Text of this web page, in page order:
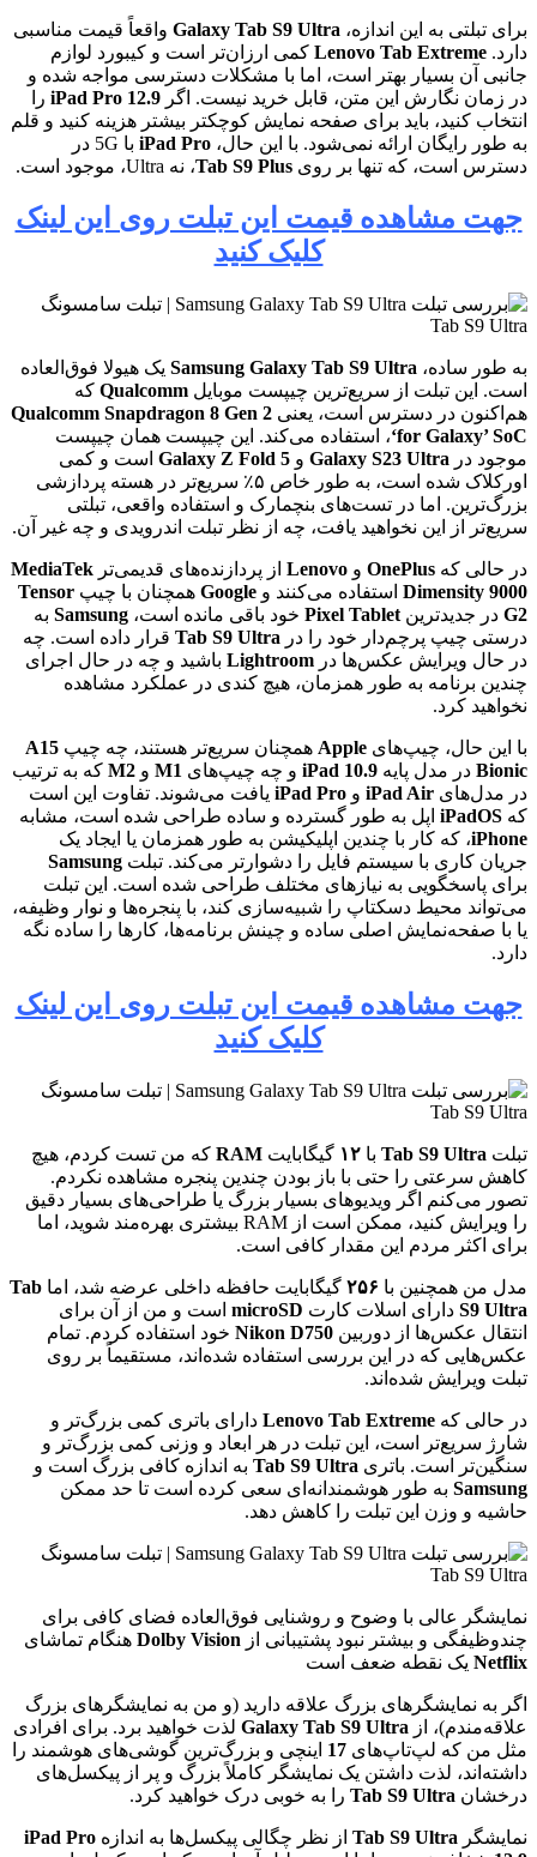
برای تبلتی به این اندازه، Galaxy Tab S9 Ultra واقعاً قیمت مناسبی
دارد. Lenovo Tab Extreme کمی ارزان‌تر است و کیبورد لوازم
جانبی آن بسیار بهتر است، اما با مشکلات دسترسی مواجه شده و
در زمان نگارش این متن، قابل خرید نیست. اگر iPad Pro 12.9 را
انتخاب کنید، باید برای صفحه نمایش کوچکتر بیشتر هزینه کنید و قلم
به طور رایگان ارائه نمی‌شود. با این حال، iPad Pro
با 5G در
دسترس است، که تنها بر روی Tab S9 Plus، نه Ultra، موجود است.
جهت مشاهده قیمت این تبلت روی این لینک
کلیک کنید
به طور ساده، Samsung Galaxy Tab S9 Ultra یک هیولا فوق‌العاده
است. این تبلت از سریع‌ترین چیپست موبایل Qualcomm که
هم‌اکنون در دسترس است، یعنی Qualcomm Snapdragon 8 Gen 2
‘for Galaxy’ SoC، استفاده می‌کند. این چیپست همان چیپست
موجود در Galaxy S23 Ultra و Galaxy Z Fold 5 است و کمی
اورکلاک شده است، به طور خاص ۵٪ سریع‌تر در هسته پردازشی
بزرگ‌ترین. اما در تست‌های بنچمارک و استفاده واقعی، تبلتی
سریع‌تر از این نخواهید یافت، چه از نظر تبلت اندرویدی و چه غیر آن.
در حالی که OnePlus و Lenovo از پردازنده‌های قدیمی‌تر MediaTek
Dimensity 9000 استفاده می‌کنند و Google همچنان با چیپ Tensor
G2 در جدیدترین Pixel Tablet خود باقی مانده است، Samsung به
درستی چیپ پرچم‌دار خود را در Tab S9 Ultra قرار داده است. چه
در حال ویرایش عکس‌ها در Lightroom باشید و چه در حال اجرای
چندین برنامه به طور همزمان، هیچ کندی در عملکرد مشاهده
نخواهید کرد.
با این حال، چیپ‌های Apple همچنان سریع‌تر هستند، چه چیپ A15
Bionic در مدل پایه iPad 10.9 و چه چیپ‌های M1 و M2 که به ترتیب
در مدل‌های iPad Air و iPad Pro یافت می‌شوند. تفاوت این است
که iPadOS اپل به طور گسترده و ساده طراحی شده است، مشابه
iPhone، که کار با چندین اپلیکیشن به طور همزمان یا ایجاد یک
جریان کاری با سیستم فایل را دشوارتر می‌کند. تبلت Samsung
برای پاسخگویی به نیازهای مختلف طراحی شده است. این تبلت
می‌تواند محیط دسکتاپ را شبیه‌سازی کند، با پنجره‌ها و نوار وظیفه،
یا با صفحه‌نمایش اصلی ساده و چینش برنامه‌ها، کارها را ساده نگه
دارد.
جهت مشاهده قیمت این تبلت روی این لینک
کلیک کنید
تبلت Tab S9 Ultra با ۱۲ گیگابایت RAM که من تست کردم، هیچ
کاهش سرعتی را حتی با باز بودن چندین پنجره مشاهده نکردم.
تصور می‌کنم اگر ویدیوهای بسیار بزرگ یا طراحی‌های بسیار دقیق
را ویرایش کنید، ممکن است از RAM بیشتری بهره‌مند شوید، اما
برای اکثر مردم این مقدار کافی است.
مدل من همچنین با ۲۵۶ گیگابایت حافظه داخلی عرضه شد، اما Tab
S9 Ultra دارای اسلات کارت microSD است و من از آن برای
انتقال عکس‌ها از دوربین Nikon D750 خود استفاده کردم. تمام
عکس‌هایی که در این بررسی استفاده شده‌اند، مستقیماً بر روی
تبلت ویرایش شده‌اند.
در حالی که Lenovo Tab Extreme دارای باتری کمی بزرگ‌تر و
شارژ سریع‌تر است، این تبلت در هر ابعاد و وزنی کمی بزرگ‌تر و
سنگین‌تر است. باتری Tab S9 Ultra به اندازه کافی بزرگ است و
Samsung به طور هوشمندانه‌ای سعی کرده است تا حد ممکن
حاشیه و وزن این تبلت را کاهش دهد.
نمایشگر عالی با وضوح و روشنایی فوق‌العاده فضای کافی برای
چندوظیفگی و بیشتر نبود پشتیبانی از Dolby Vision هنگام تماشای
Netflix یک نقطه ضعف است
اگر به نمایشگرهای بزرگ علاقه دارید (و من به نمایشگرهای بزرگ
علاقه‌مندم)، از Galaxy Tab S9 Ultra لذت خواهید برد. برای افرادی
مثل من که لپ‌تاپ‌های 17 اینچی و بزرگ‌ترین گوشی‌های هوشمند را
داشته‌اند، لذت داشتن یک نمایشگر کاملاً بزرگ و پر از پیکسل‌های
درخشان
Tab S9 Ultra را به خوبی درک خواهید کرد.
نمایشگر Tab S9 Ultra از نظر چگالی پیکسل‌ها به اندازه iPad Pro